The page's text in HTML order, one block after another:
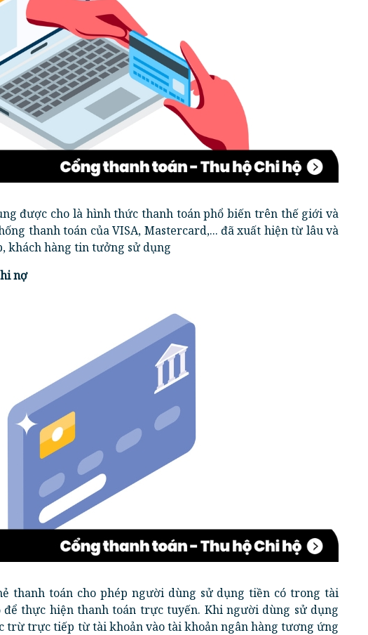
được cho là hình thức thanh toán phổ biến trên thế giới và
thanh toán của VISA, Mastercard,... đã xuất hiện từ lâu và
khách hàng tin tưởng sử dụng
nợ
thanh toán cho phép người dùng sử dụng tiền có trong tài
để thực hiện thanh toán trực tuyến. Khi người dùng sử dụng
trừ trực tiếp từ tài khoản vào tài khoản ngân hàng tương ứng